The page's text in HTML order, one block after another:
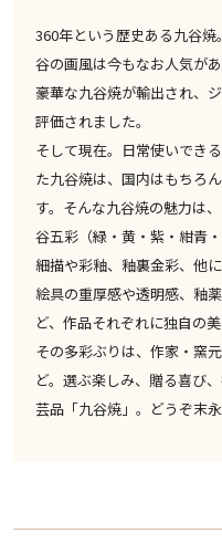
360年という歴史ある九谷
谷の画風は今もなお人気が
豪華な九谷焼が輸出され、
評価されました。
そして現在。日常使いでき
た九谷焼は、国内はもちろ
す。そんな九谷焼の魅力は
谷五彩（緑・黄・紫・紺青
細描や彩釉、釉裏金彩、他
絵具の重厚感や透明感、釉
ど、作品それぞれに独自の美
その多彩ぶりは、作家・窯
ど。選ぶ楽しみ、贈る喜び
芸品「九谷焼」。どうぞ末